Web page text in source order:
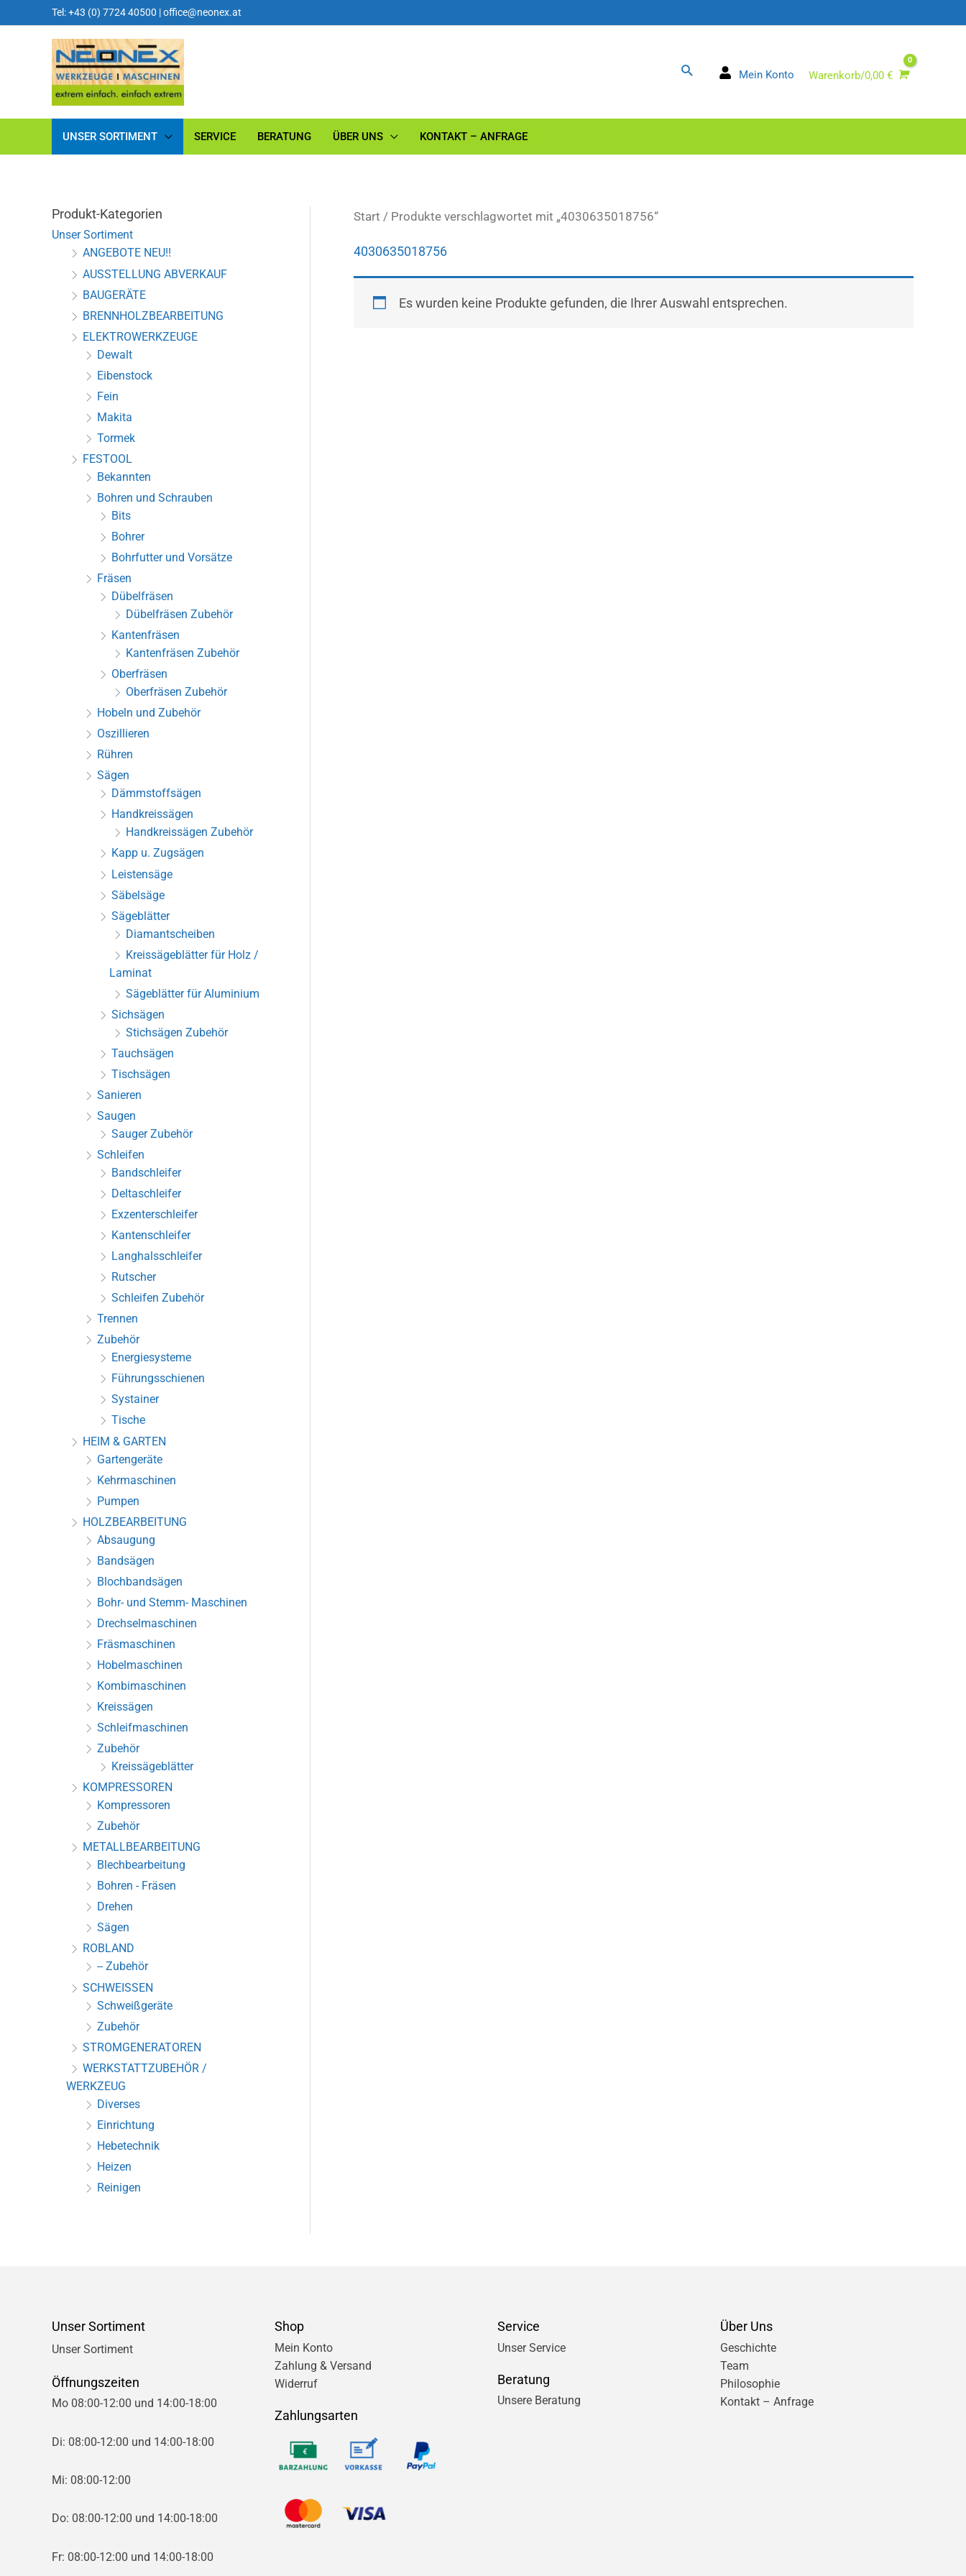
Tel: +43 (0) 7724 40500 |office@neonex.at
Suchen Mein Konto Warenkorb/0,00 €
UNSER SORTIMENT SERVICE BERATUNG ÜBER UNS KONTAKT – ANFRAGE
Produkt-Kategorien
Unser Sortiment
ANGEBOTE NEU!!
AUSSTELLUNG ABVERKAUF
BAUGERÄTE
BRENNHOLZBEARBEITUNG
ELEKTROWERKZEUGE
Dewalt
Eibenstock
Fein
Makita
Tormek
FESTOOL
Bekannten
Bohren und Schrauben
Bits
Bohrer
Bohrfutter und Vorsätze
Fräsen
Dübelfräsen
Dübelfräsen Zubehör
Kantenfräsen
Kantenfräsen Zubehör
Oberfräsen
Oberfräsen Zubehör
Hobeln und Zubehör
Oszillieren
Rühren
Sägen
Dämmstoffsägen
Handkreissägen
Handkreissägen Zubehör
Kapp u. Zugsägen
Leistensäge
Säbelsäge
Sägeblätter
Diamantscheiben
Kreissägeblätter für Holz /
Laminat
Sägeblätter für Aluminium
Sichsägen
Stichsägen Zubehör
Tauchsägen
Tischsägen
Sanieren
Saugen
Sauger Zubehör
Schleifen
Bandschleifer
Deltaschleifer
Exzenterschleifer
Kantenschleifer
Langhalsschleifer
Rutscher
Schleifen Zubehör
Trennen
Zubehör
Energiesysteme
Führungsschienen
Systainer
Tische
HEIM & GARTEN
Gartengeräte
Kehrmaschinen
Pumpen
HOLZBEARBEITUNG
Absaugung
Bandsägen
Blochbandsägen
Bohr- und Stemm- Maschinen
Drechselmaschinen
Fräsmaschinen
Hobelmaschinen
Kombimaschinen
Kreissägen
Schleifmaschinen
Zubehör
Kreissägeblätter
KOMPRESSOREN
Kompressoren
Zubehör
METALLBEARBEITUNG
Blechbearbeitung
Bohren - Fräsen
Drehen
Sägen
ROBLAND
-- Zubehör
SCHWEISSEN
Schweißgeräte
Zubehör
STROMGENERATOREN
WERKSTATTZUBEHÖR /
WERKZEUG
Diverses
Einrichtung
Hebetechnik
Heizen
Reinigen
Start / Produkte verschlagwortet mit „4030635018756“
4030635018756
Es wurden keine Produkte gefunden, die Ihrer Auswahl entsprechen.
Unser Sortiment
Unser Sortiment
Öffnungszeiten
Mo 08:00-12:00 und 14:00-18:00
Di: 08:00-12:00 und 14:00-18:00
Mi: 08:00-12:00
Do: 08:00-12:00 und 14:00-18:00
Fr: 08:00-12:00 und 14:00-18:00
Shop
Mein Konto
Zahlung & Versand
Widerruf
Zahlungsarten
Service
Unser Service
Beratung
Unsere Beratung
Über Uns
Geschichte
Team
Philosophie
Kontakt – Anfrage